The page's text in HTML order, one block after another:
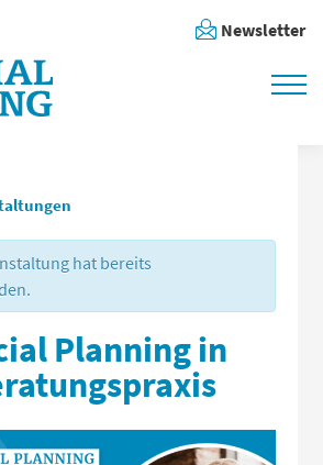
Newsletter
hat bereits
Planning in